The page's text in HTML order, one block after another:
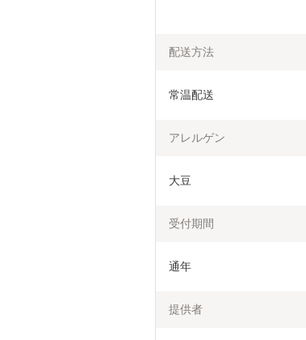
配送方法
常温配送
アレルゲン
大豆
受付期間
通年
提供者